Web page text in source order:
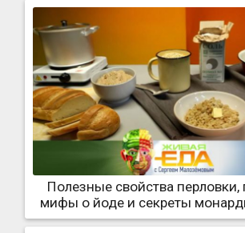
Полезные свойства перловки,
мифы о йоде и секреты